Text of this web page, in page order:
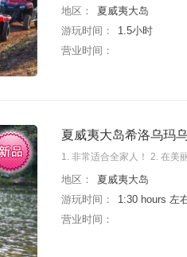
地区：
夏威夷大岛
游玩时间：
1.5小时
营业时间：
夏威夷大岛希洛乌玛
1. 非常适合全家人！ 2. 在美
地区：
夏威夷大岛
游玩时间：
1:30 hours 左
营业时间：